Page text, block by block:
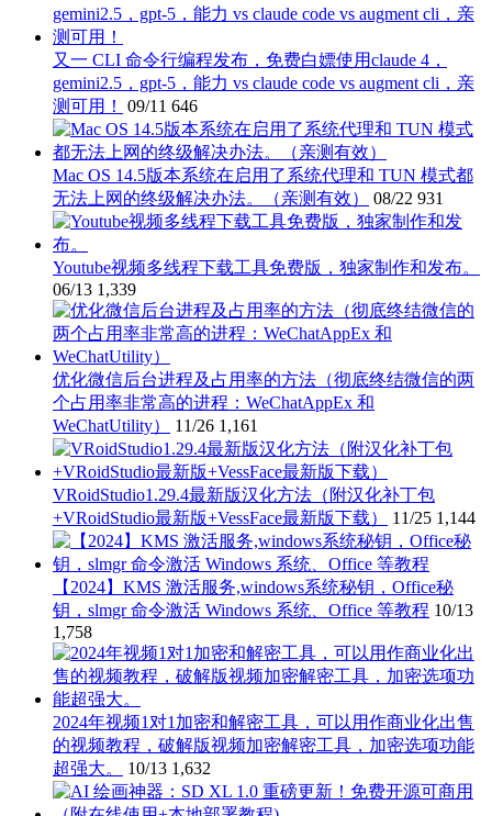
又一 CLI 命令行编程发布，免费白嫖使用claude 4，
gemini2.5，gpt-5，能力 vs claude code vs augment cli，亲
测可用！
09/11 646
Mac OS 14.5版本系统在启用了系统代理和 TUN 模式都
无法上网的终级解决办法。（亲测有效）
08/22 931
Youtube视频多线程下载工具免费版，独家制作和发布。
06/13 1,339
优化微信后台进程及占用率的方法（彻底终结微信的两
个占用率非常高的进程：WeChatAppEx 和
WeChatUtility）
11/26 1,161
VRoidStudio1.29.4最新版汉化方法（附汉化补丁包
+VRoidStudio最新版+VessFace最新版下载）
11/25 1,144
【2024】KMS 激活服务,windows系统秘钥，Office秘
钥，slmgr 命令激活 Windows 系统、Office 等教程 10/13
1,758
2024年视频1对1加密和解密工具，可以用作商业化出售
的视频教程，破解版视频加密解密工具，加密选项功能
超强大。
10/13 1,632